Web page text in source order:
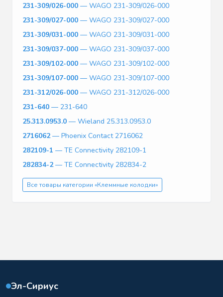
231-309/026-000 — WAGO 231-309/026-000
231-309/027-000 — WAGO 231-309/027-000
231-309/031-000 — WAGO 231-309/031-000
231-309/037-000 — WAGO 231-309/037-000
231-309/102-000 — WAGO 231-309/102-000
231-309/107-000 — WAGO 231-309/107-000
231-312/026-000 — WAGO 231-312/026-000
231-640 — 231-640
25.313.0953.0 — Wieland 25.313.0953.0
2716062— Phoenix Contact 2716062
282109-1 — TE Connectivity 282109-1
282834-2— TE Connectivity 282834-2
Все товары категории «Клеммные колодки»
Эл-Сириус